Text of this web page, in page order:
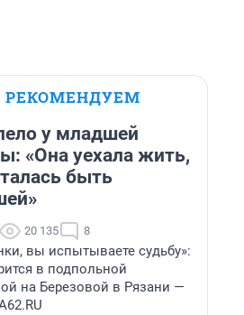
РЕКОМЕНДУЕМ
у младшей
«Она уехала жить,
быть
20 135 8
вы испытываете судьбу»:
в подпольной
на Березовой в Рязани —